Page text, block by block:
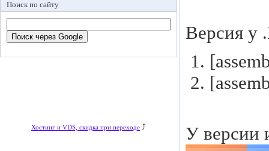
Поиск по сайту
Хостинг и VDS, скидка при переходе ⤴
Версия у
У версии